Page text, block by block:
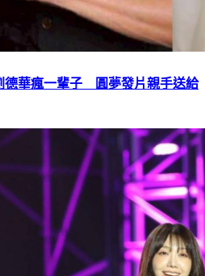
德華瘋一輩子 圓夢發片親手送給